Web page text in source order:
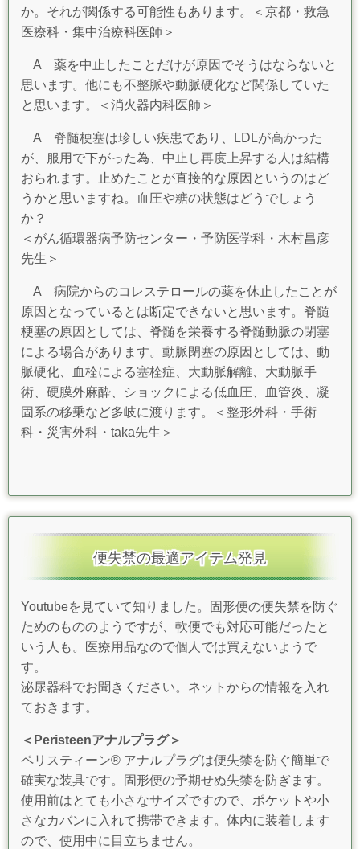
か。 それが関係する可能性もあります。＜京都・救急
医療科・集中治療科医師＞
A 薬を中止したことだけが原因でそうはならないと
思います。他にも不整脈や動脈硬化など関係していた
と思います。＜消火器内科医師＞
A 脊髄梗塞は珍しい疾患であり、LDLが高かった
が、服用で下がった為、中止し再度上昇する人は結構
おられます。止めたことが直接的な原因というのはど
うかと思いますね。血圧や糖の状態はどうでしょう
か？
＜がん循環器病予防センター・予防医学科・木村昌彦
先生＞
A 病院からのコレステロールの薬を休止したことが
原因となっているとは断定できないと思います。脊髄
梗塞の原因としては、脊髄を栄養する脊髄動脈の閉塞
による場合があります。動脈閉塞の原因としては、動
脈硬化、血栓による塞栓症、大動脈解離、大動脈手
術、硬膜外麻酔、ショックによる低血圧、血管炎、凝
固系の移乗など多岐に渡ります。＜整形外科・手術
科・災害外科・taka先生＞
便失禁の最適アイテム発見
Youtubeを見ていて知りました。固形便の便失禁を防ぐ
ためのもののようですが、軟便でも対応可能だったと
いう人も。医療用品なので個人では買えないようで
す。
泌尿器科でお聞きください。ネットからの情報を入れ
ておきます。
＜Peristeenアナルプラグ＞
ペリスティーン® アナルプラグは便失禁を防ぐ簡単で
確実な装具です。固形便の予期せぬ失禁を防ぎます。
使用前はとても小さなサイズですので、ポケットや小
さなカバンに入れて携帯できます。体内に装着します
ので、使用中に目立ちません。